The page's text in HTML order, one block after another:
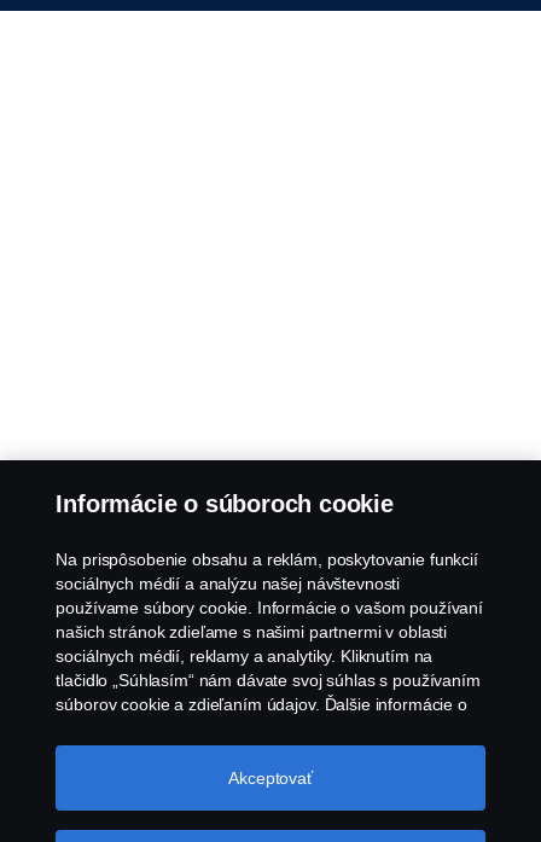
Informácie o súboroch cookie
Na prispôsobenie obsahu a reklám, poskytovanie funkcií
sociálnych médií a analýzu našej návštevnosti
používame súbory cookie. Informácie o vašom používaní
našich stránok zdieľame s našimi partnermi v oblasti
sociálnych médií, reklamy a analytiky. Kliknutím na
tlačidlo „Súhlasím“ nám dávate svoj súhlas s používaním
súborov cookie a zdieľaním údajov. Ďalšie informácie o
o súboroch cookie, ktorú nájdete kliknutím na odkaz za
týmto textom. Svoje súbory cookie môžete spravovať tiež
Akceptovať